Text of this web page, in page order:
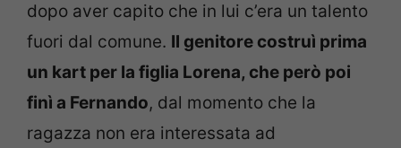
dopo aver capito che in lui c’era un talento
fuori dal comune. Il genitore costruì prima
un kart per la figlia Lorena, che però poi
finì a Fernando, dal momento che la
ragazza non era interessata ad